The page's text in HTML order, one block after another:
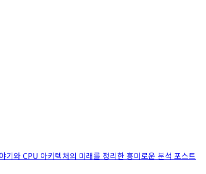
와 CPU 아키텍처의 미래를 정리한 흥미로운 분석 포스트